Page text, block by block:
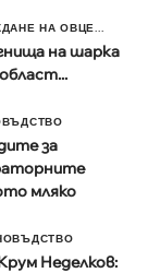
НА ОВЦЕ...
на шарка
за
мляко
Неделков: